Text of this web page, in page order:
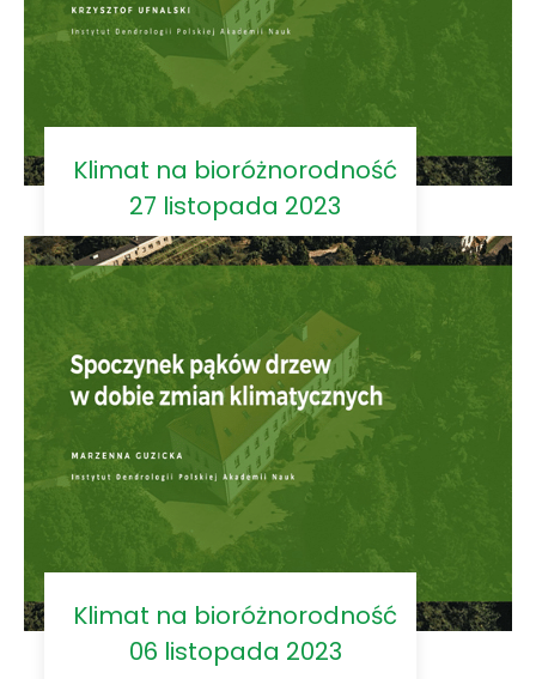
Klimat na bioróżnorodność
27 listopada 2023
Klimat na bioróżnorodność
06 listopada 2023